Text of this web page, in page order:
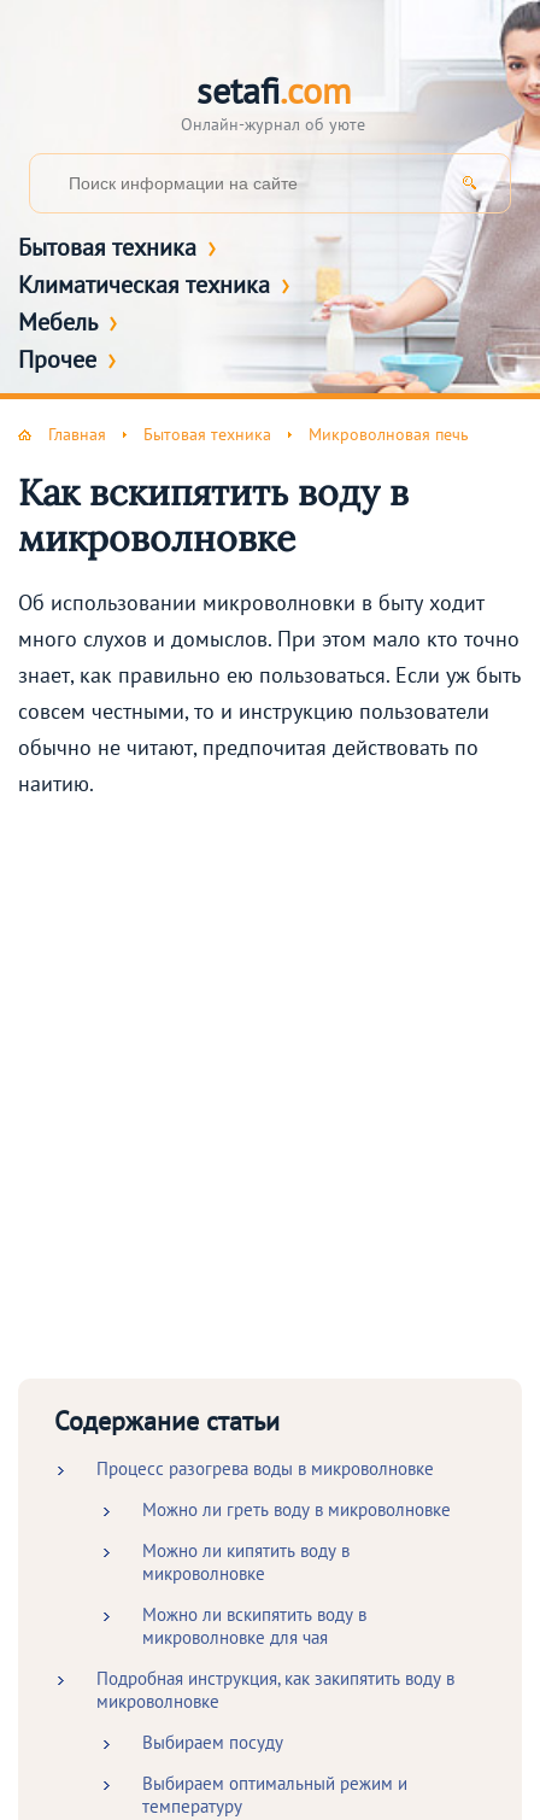
setafi.com
Онлайн-журнал об уюте
Бытовая техника
Климатическая техника
Мебель
Прочее
Главная Бытовая техника Микроволновая печь
Как вскипятить воду в
микроволновке
Об использовании микроволновки в быту ходит
много слухов и домыслов. При этом мало кто точно
знает, как правильно ею пользоваться. Если уж быть
совсем честными, то и инструкцию пользователи
обычно не читают, предпочитая действовать по
наитию.
Содержание статьи
Процесс разогрева воды в микроволновке
Можно ли греть воду в микроволновке
Можно ли кипятить воду в
микроволновке
Можно ли вскипятить воду в
микроволновке для чая
Подробная инструкция, как закипятить воду в
микроволновке
Выбираем посуду
Выбираем оптимальный режим и
температуру